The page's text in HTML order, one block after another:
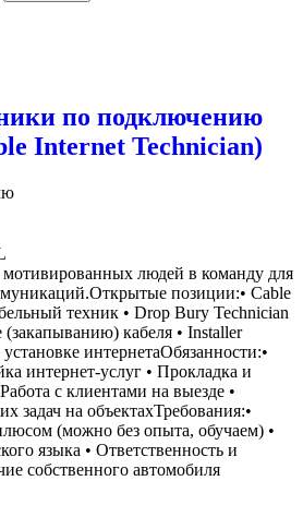
по подключению
Internet Technician)
людей в команду для
позиции:• Cable
техник • Drop Bury Technician
кабеля • Installer
интернетаОбязанности:•
интернет-услуг • Прокладка и
с клиентами на выезде •
задач на объектахТребования:•
(можно без опыта, обучаем) •
языка • Ответственность и
собственного автомобиля